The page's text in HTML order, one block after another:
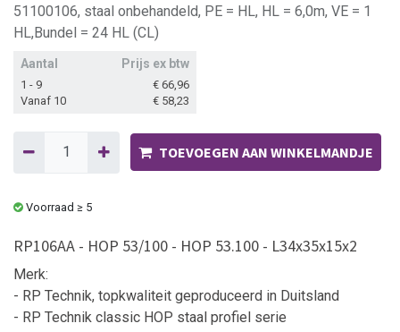
51100106, staal onbehandeld, PE = HL, HL = 6,0m, VE = 1
HL,Bundel = 24 HL (CL)
Aantal Prijs ex btw
1 - 9 € 66,96
Vanaf 10
€ 58,23
TOEVOEGEN AAN WINKELMANDJE
Voorraad ≥ 5
RP106AA - HOP 53/100 - HOP 53.100 - L34x35x15x2
Merk:
- RP Technik, topkwaliteit geproduceerd in Duitsland
- RP Technik classic HOP staal profiel serie